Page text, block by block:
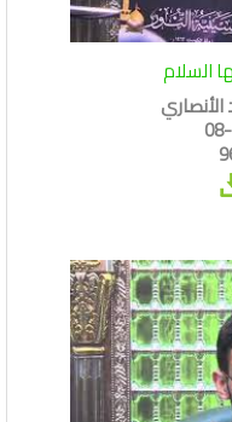
السلام